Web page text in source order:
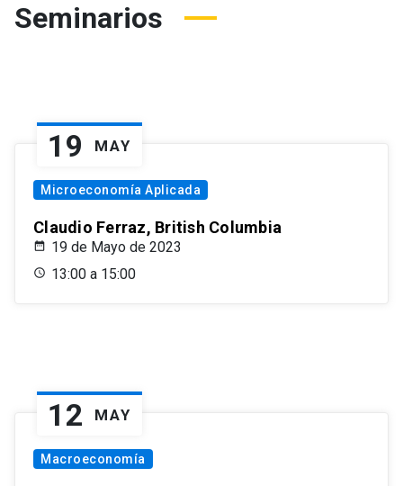
Seminarios
19 MAY
Microeconomía Aplicada
Claudio Ferraz, British Columbia
19 de Mayo de 2023
13:00 a 15:00
12 MAY
Macroeconomía